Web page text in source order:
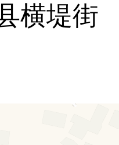
横堤街